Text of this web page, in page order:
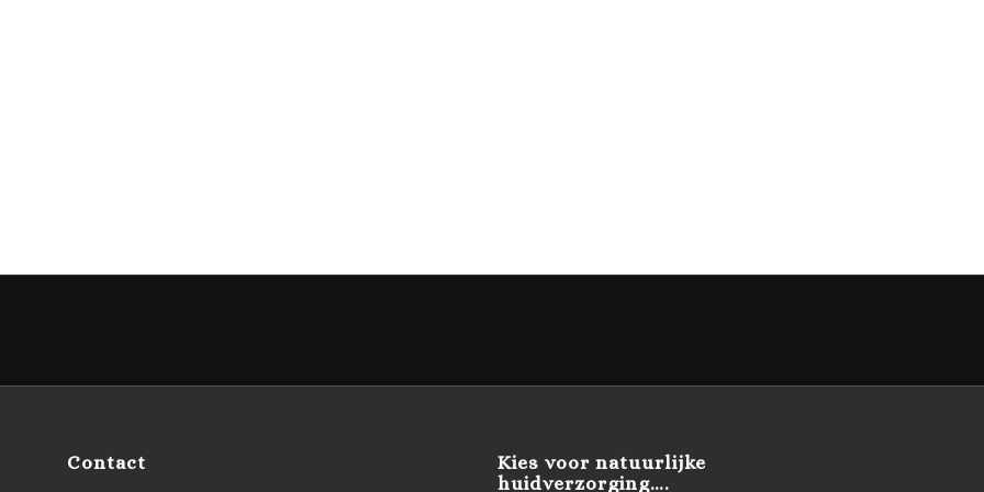
Contact
Kies voor natuurlijke
huidverzorging….